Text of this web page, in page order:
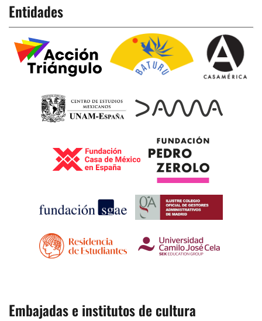
Entidades
Embajadas e institutos de cultura